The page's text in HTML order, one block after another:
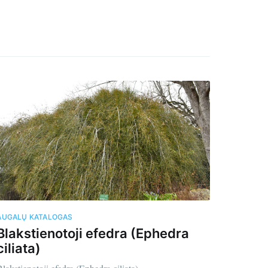
KATALOGAS
efedra (Ephedra